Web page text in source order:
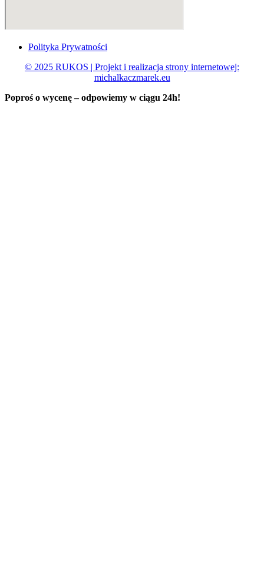
Polityka Prywatności
© 2025 RUKOS | Projekt i realizacja strony internetowej:
michalkaczmarek.eu
Poproś o wycenę – odpowiemy w ciągu 24h!